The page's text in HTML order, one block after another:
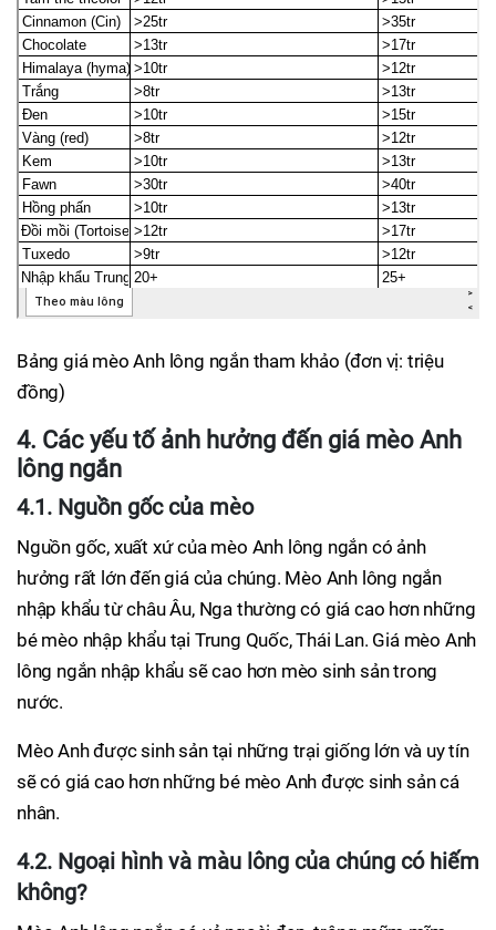
Bảng giá mèo Anh lông ngắn tham khảo (đơn vị: triệu
đồng)
4. Các yếu tố ảnh hưởng đến giá mèo Anh
lông ngắn
4.1. Nguồn gốc của mèo
Nguồn gốc, xuất xứ của mèo Anh lông ngắn có ảnh
hưởng rất lớn đến giá của chúng. Mèo Anh lông ngắn
nhập khẩu từ châu Âu, Nga thường có giá cao hơn những
bé mèo nhập khẩu tại Trung Quốc, Thái Lan. Giá mèo Anh
lông ngắn nhập khẩu sẽ cao hơn mèo sinh sản trong
nước.
Mèo Anh được sinh sản tại những trại giống lớn và uy tín
sẽ có giá cao hơn những bé mèo Anh được sinh sản cá
nhân.
4.2. Ngoại hình và màu lông của chúng có hiếm
không?